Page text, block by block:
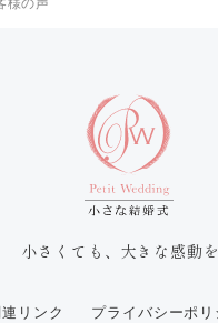
様の声
小さくても、大きな感動を
リンク プライバシーポリ